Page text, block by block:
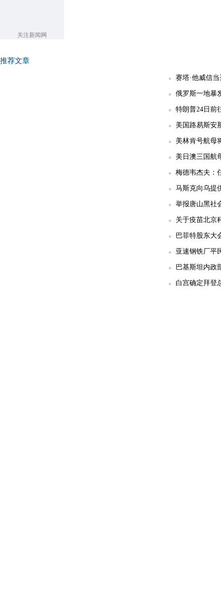
关注新闻网
推荐文章
赛塔·他威信
俄罗斯一地暴
特朗普24日前
美国路易斯安
美林肯号航母
美日澳三国航
梅德韦杰夫：
马斯克向乌提
举报唐山黑社
关于疫苗北京
巴菲特股东大
亚速钢铁厂平
巴基斯坦内政
白宫确定拜登